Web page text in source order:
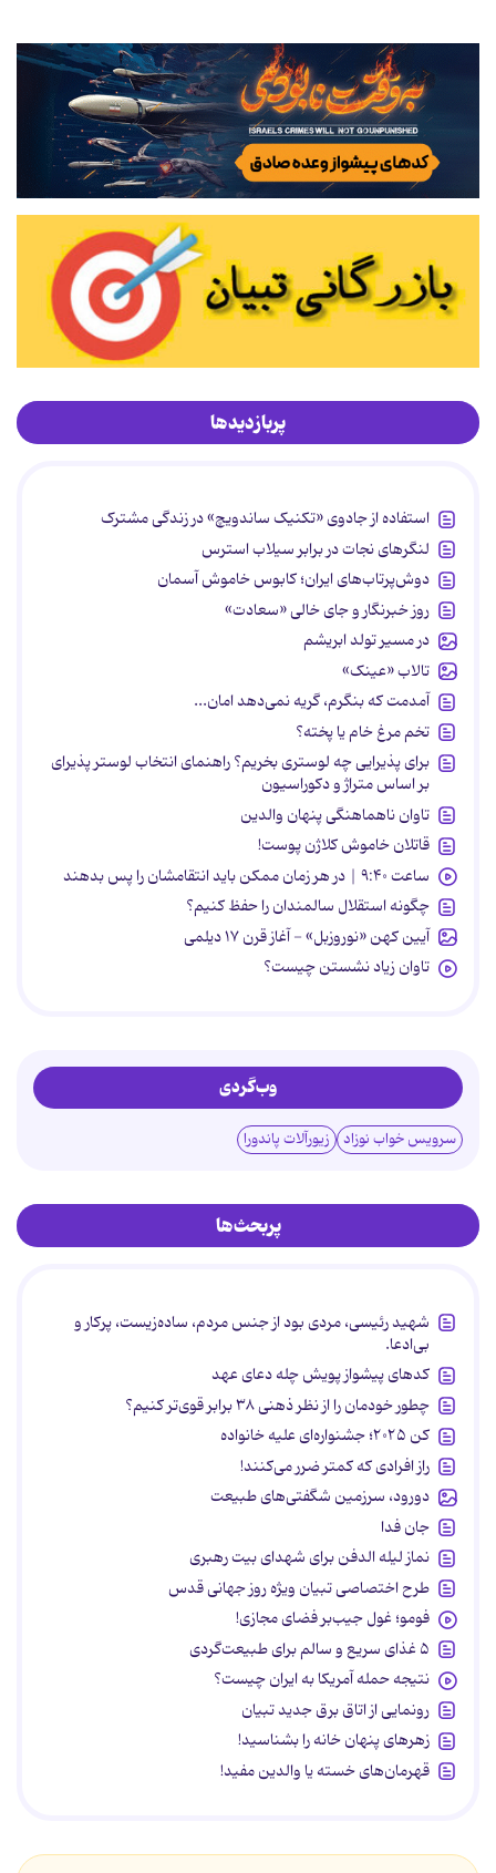
پربازدیدها
استفاده از جادوی «تکنیک ساندویچ» در زندگی مشترک
لنگرهای نجات در برابر سیلاب استرس
دوش‌پرتاب‌های ایران؛ کابوس خاموش آسمان
روز خبرنگار و جای خالی «سعادت»
در مسیر تولد ابریشم
تالاب «عینک»
آمدمت که بنگرم، گریه نمی‌دهد امان...
تخم مرغ خام یا پخته؟
برای پذیرایی چه لوستری بخریم؟ راهنمای انتخاب لوستر پذیرای
بر اساس متراژ و دکوراسیون
تاوان ناهماهنگی پنهان والدین
قاتلان خاموش کلاژن پوست!
ساعت ۹:۴۰ | در هر زمان ممکن باید انتقامشان را پس بدهند
چگونه استقلال سالمندان را حفظ کنیم؟
آیین کهن «نوروزبل» - آغاز قرن ۱۷ دیلمی
تاوان زیاد نشستن چیست؟
وب‌گردی
سرویس خواب نوزاد زیورآلات پاندورا
پربحث‌ها
شهید رئیسی، مردی بود از جنس مردم، ساده‌زیست، پرکار و
بی‌ادعا.
کدهای پیشواز پویش چله دعای عهد
چطور خودمان را از نظر ذهنی ۳۸ برابر قوی‌تر کنیم؟
کن ۲۰۲۵؛ جشنواره‌ای علیه خانواده
راز افرادی که کمتر ضرر می‌کنند!
دورود، سرزمین شگفتی‌های طبیعت
جان فدا
نماز لیله الدفن برای شهدای بیت رهبری
طرح اختصاصی تبیان ویژه روز جهانی قدس
فومو؛ غول جیب‌بر فضای مجازی!
۵ غذای سریع و سالم برای طبیعت‌گردی
نتیجه حمله آمریکا به ایران چیست؟
رونمایی از اتاق برق جدید تبیان
زهرهای پنهان خانه را بشناسید!
قهرمان‌های خسته یا والدین مفید!